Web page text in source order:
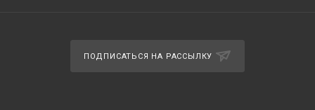
ПОДПИСАТЬСЯ НА РАССЫЛКУ